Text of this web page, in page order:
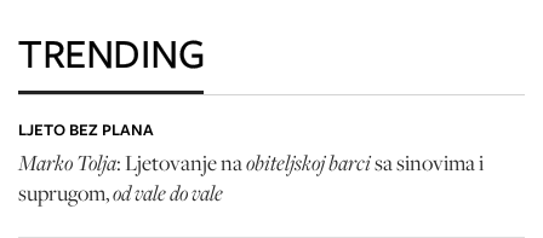
TRENDING
LJETO BEZ PLANA
Marko Tolja: Ljetovanje naobiteljskoj barcisa sinovima i
suprugom,od vale do vale